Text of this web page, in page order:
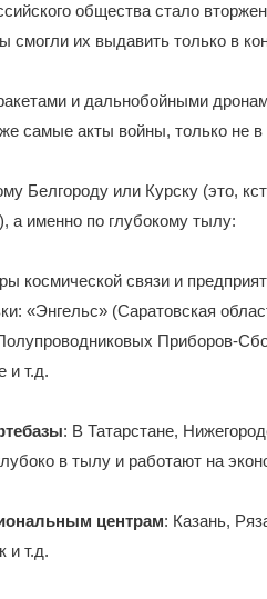
общества стало
смогли их выдавить только в
и дальнобойными
самые акты войны, только не
Белгороду или Курску (это,
а именно по глубокому тылу:
космической связи и
«Энгельс» (Саратовская
Приборов-
и т.д.
: В Татарстане,
в тылу и работают на
центрам: Казань,
и т.д.